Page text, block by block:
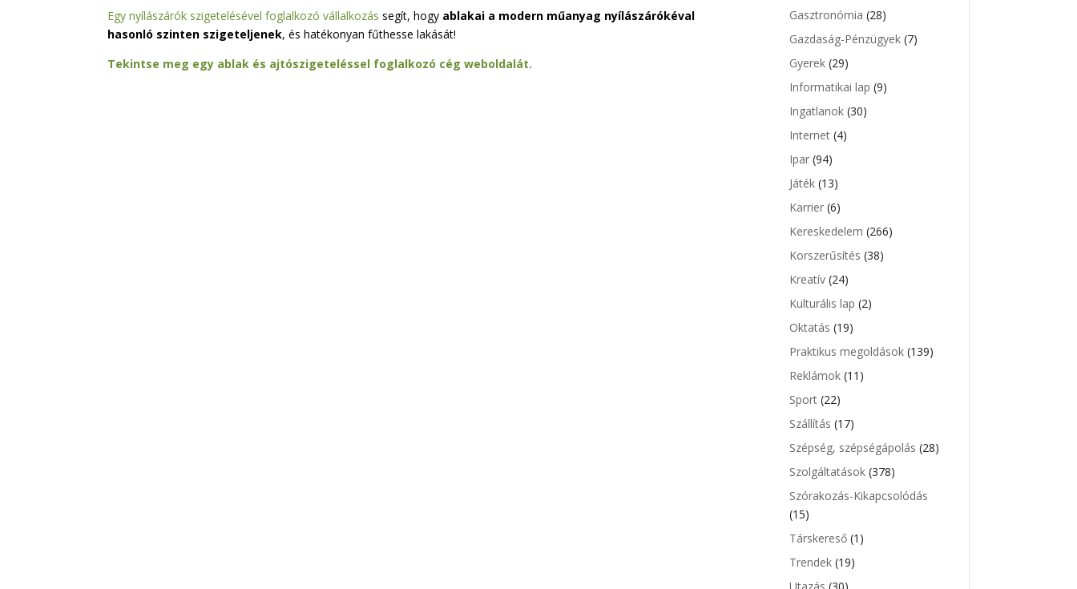
Egy nyílászárók szigetelésével foglalkozó vállalkozás segít, hogy ablakai a modern műanyag nyílászárókéval
hasonló szinten szigeteljenek, és hatékonyan fűthesse lakását!
Tekintse meg egy ablak és ajtószigeteléssel foglalkozó cég weboldalát.
Gasztronómia (28)
Gazdaság-Pénzügyek (7)
Gyerek (29)
Informatikai lap (9)
Ingatlanok (30)
Internet (4)
Ipar (94)
Játék (13)
Karrier (6)
Kereskedelem (266)
Korszerűsítés (38)
Kreatív (24)
Kulturális lap (2)
Oktatás (19)
Praktikus megoldások (139)
Reklámok (11)
Sport (22)
Szállítás (17)
Szépség, szépségápolás (28)
Szolgáltatások (378)
Szórakozás-Kikapcsolódás
(15)
Társkereső (1)
Trendek (19)